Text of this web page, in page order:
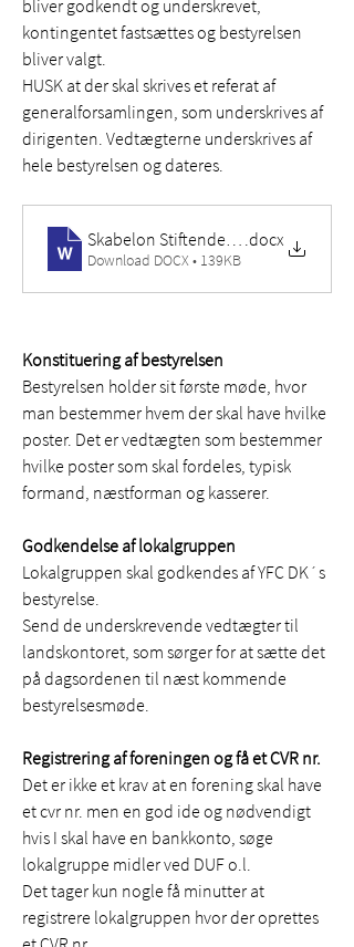
bliver godkendt og underskrevet,
kontingentet fastsættes og bestyrelsen
bliver valgt.
HUSK at der skal skrives et referat af
generalforsamlingen, som underskrives af
dirigenten. Vedtægterne underskrives af
hele bestyrelsen og dateres.
Skabelon Stiftende generalforsamling
.docx
Download DOCX • 139KB
Konstituering af bestyrelsen
Bestyrelsen holder sit første møde, hvor
man bestemmer hvem der skal have hvilke
poster. Det er vedtægten som bestemmer
hvilke poster som skal fordeles, typisk
formand, næstforman og kasserer.
Godkendelse af lokalgruppen
Lokalgruppen skal godkendes af YFC DK´s
bestyrelse.
Send de underskrevende vedtægter til
landskontoret, som sørger for at sætte det
på dagsordenen til næst kommende
bestyrelsesmøde.
Registrering af foreningen og få et CVR nr.
Det er ikke et krav at en forening skal have
et cvr nr. men en god ide og nødvendigt
hvis I skal have en bankkonto, søge
lokalgruppe midler ved DUF o.l.
Det tager kun nogle få minutter at
registrere lokalgruppen hvor der oprettes